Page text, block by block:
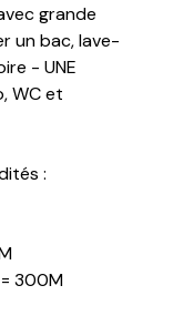
grande
un bac, lave-
- UNE
WC et
:
= 300M